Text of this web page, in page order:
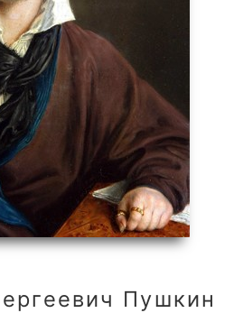
Пушкин